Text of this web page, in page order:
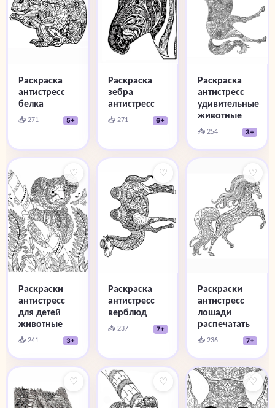
Раскраска
антистресс
белка
📥 271 5+
Раскраска
зебра
антистресс
📥 271 6+
Раскраска
антистресс
удивительные
животные
📥 254 3+
♡
Раскраски
антистресс
для детей
животные
📥 241 3+
♡
Раскраска
антистресс
верблюд
📥 237 7+
♡
Раскраски
антистресс
лошади
распечатать
📥 236 7+
♡ ♡ ♡